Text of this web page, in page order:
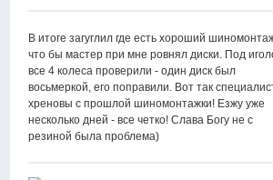
В итоге загуглил где есть хороший
что бы мастер при мне ровнял диски. Под
все 4 колеса проверили - один диск был
восьмеркой, его поправили. Вот так
хреновы с прошлой шиномонтажки! Езжу уже
несколько дней - все четко! Слава Богу не с
резиной была проблема)